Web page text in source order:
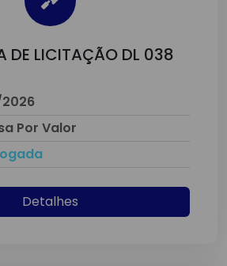
DE LICITAÇÃO DL 038
Por Valor
Detalhes